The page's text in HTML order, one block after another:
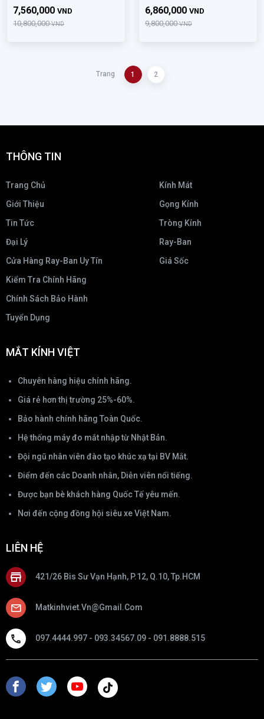
10,800,000VND
7,560,000 VND
9,800,000VND
6,860,000 VND
Trang 1 2
THÔNG TIN
Trang Chủ
Giới Thiệu
Tin Tức
Đại Lý
Cửa Hàng Ray-Ban Uy Tín
Kiểm Tra Chính Hãng
Chính Sách Bảo Hành
Tuyển Dụng
Kính Mát
Gọng Kính
Tròng Kính
Ray-Ban
Giá Sốc
MẮT KÍNH VIỆT
Chuyên hàng hiệu chính hãng.
Giá rẻ hơn thị trường 25%-60%.
Bảo hành chính hãng Toàn Quốc.
Hệ thống máy đo mắt nhập từ Nhật Bản.
Đội ngũ nhân viên đào tạo khúc xạ tại BV Mắt.
Điểm đến các Doanh nhân, Diễn viên nổi tiếng.
Được bạn bè khách hàng Quốc Tế yêu mến.
Nơi đến cộng đồng hội siêu xe Việt Nam.
LIÊN HỆ
421/26 Bis Sư Vạn Hạnh, P.12, Q.10, Tp.HCM
Matkinhviet.vn@gmail.com
097.4444.997 - 093.34567.09 - 091.8888.515